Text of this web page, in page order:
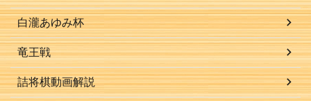
白瀧あゆみ杯
竜王戦
詰将棋動画解説